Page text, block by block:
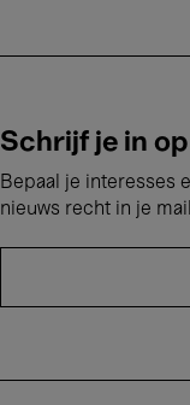
Schrijf je in
Bepaal je interesses
nieuws recht in je